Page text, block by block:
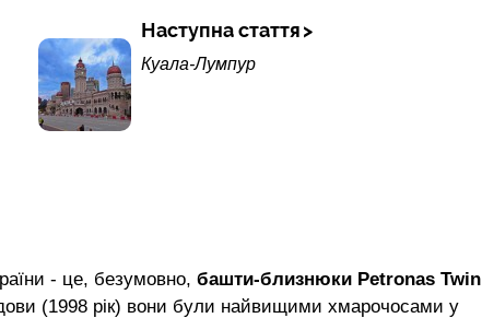
Наступна стаття
Куала-Лумпур
- це, безумовно, башти-близнюки Petronas Twin
(1998 рік) вони були найвищими хмарочосами у